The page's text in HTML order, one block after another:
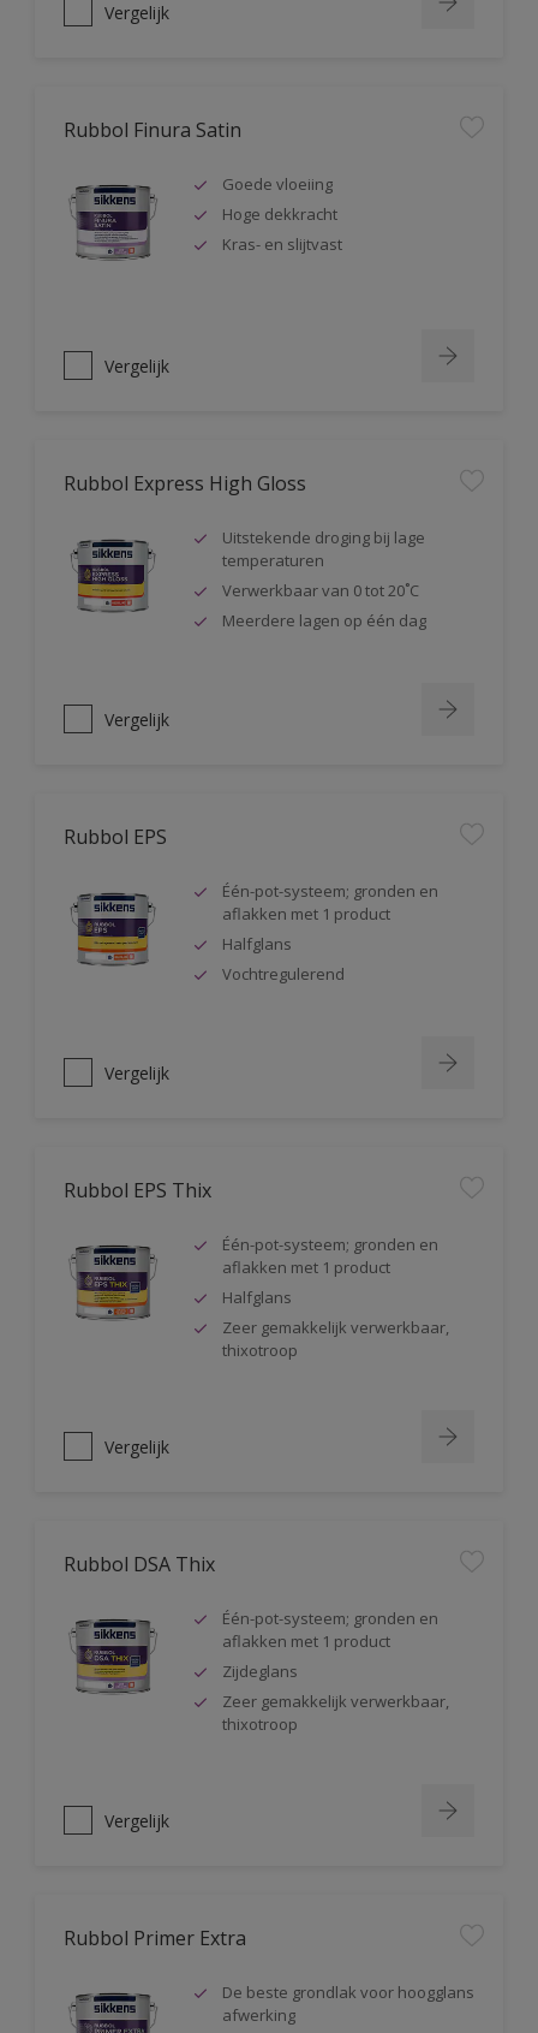
Vergelijk
Rubbol Finura Satin
Goede vloeiing
Hoge dekkracht
Kras- en slijtvast
Vergelijk
Rubbol Express High Gloss
Uitstekende droging bij lage
temperaturen
Verwerkbaar van 0 tot 20˚C
Meerdere lagen op één dag
Vergelijk
Rubbol EPS
Één-pot-systeem; gronden en
aflakken met 1 product
Halfglans
Vochtregulerend
Vergelijk
Rubbol EPS Thix
Één-pot-systeem; gronden en
aflakken met 1 product
Halfglans
Zeer gemakkelijk verwerkbaar,
thixotroop
Vergelijk
Rubbol DSA Thix
Één-pot-systeem; gronden en
aflakken met 1 product
Zijdeglans
Zeer gemakkelijk verwerkbaar,
thixotroop
Vergelijk
Rubbol Primer Extra
De beste grondlak voor hoogglans
afwerking